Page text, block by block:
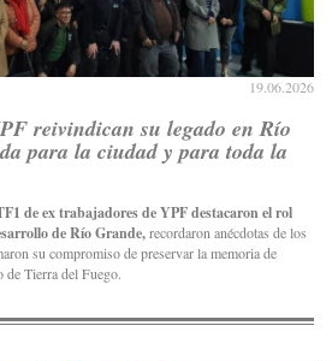
19.06.2026
reivindican su legado en Río
para la ciudad y para toda la
de ex trabajadores de YPF destacaron el rol
de Río Grande,recordaron anécdotas de los
su compromiso de preservar la memoria de
de Tierra del Fuego.